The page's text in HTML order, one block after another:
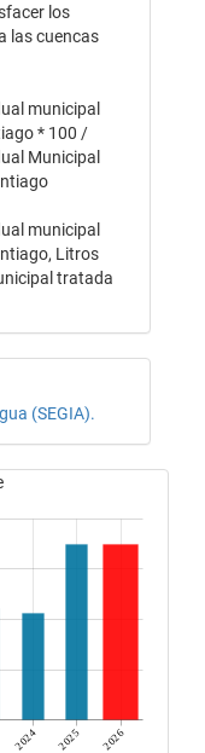
los
las cuencas
municipal
* 100 /
Municipal
municipal
Litros
tratada
(SEGIA).
2024 2025 2026